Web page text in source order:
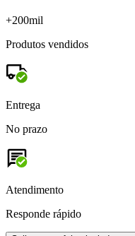
+200mil
Produtos vendidos
Entrega
No prazo
Atendimento
Responde rápido